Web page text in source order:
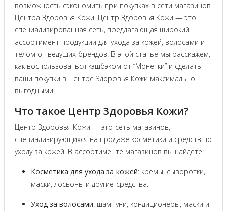
возможность сэкономить при покупках в сети магазинов
Центра Здоровья Кожи. Центр Здоровья Кожи — это
специализированная сеть, предлагающая широкий
ассортимент продукции для ухода за кожей, волосами и
телом от ведущих брендов. В этой статье мы расскажем,
как воспользоваться кэшбэком от “Монетки” и сделать
ваши покупки в Центре Здоровья Кожи максимально
выгодными.
Что такое Центр Здоровья Кожи?
Центр Здоровья Кожи — это сеть магазинов,
специализирующихся на продаже косметики и средств по
уходу за кожей. В ассортименте магазинов вы найдете:
Косметика для ухода за кожей: кремы, сыворотки,
маски, лосьоны и другие средства.
Уход за волосами: шампуни, кондиционеры, маски и